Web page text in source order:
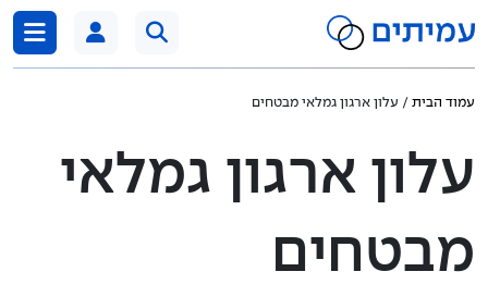
עמוד הבית / עלון ארגון גמלאי מבטחים
עלון ארגון גמלאי
מבטחים